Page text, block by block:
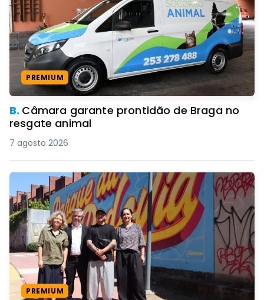
PREMIUM
B. Câmara garante prontidão de Braga no
resgate animal
7 agosto 2026
PREMIUM